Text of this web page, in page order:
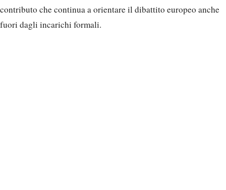
contributo che continua a orientare il dibattito europeo anche
fuori dagli incarichi formali.